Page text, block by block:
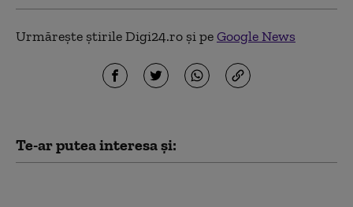
Urmărește știrile Digi24.ro și peGoogle News
Te-ar putea interesa și: